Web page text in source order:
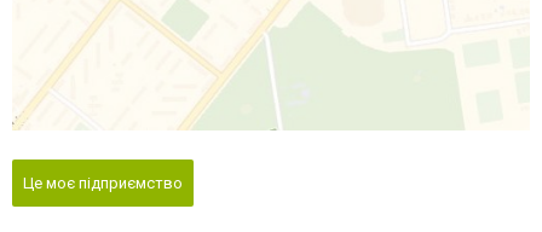
Це моє підприємство